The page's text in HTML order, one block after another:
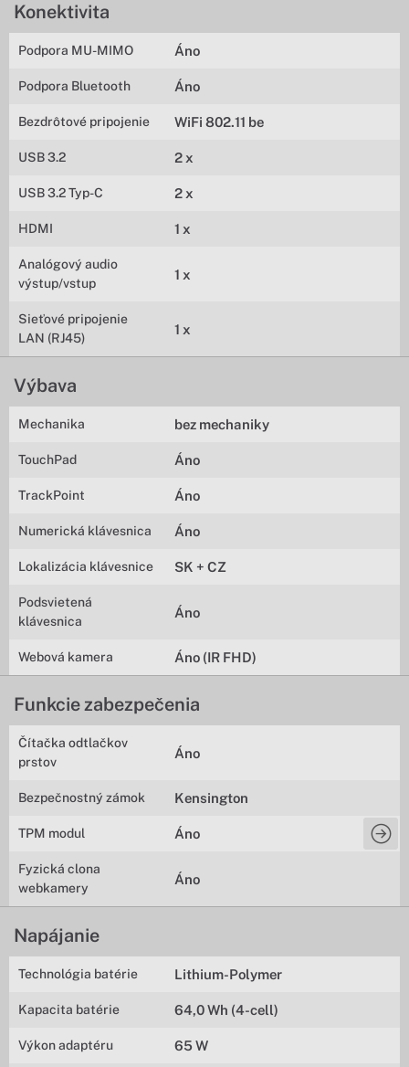
Konektivita
Podpora MU-MIMO Áno
Podpora Bluetooth Áno
Bezdrôtové pripojenie WiFi 802.11 be
USB 3.2 2 x
USB 3.2 Typ-C 2 x
HDMI 1 x
Analógový audio
výstup/vstup
1 x
Sieťové pripojenie
LAN (RJ45)
1 x
Výbava
Mechanika bez mechaniky
TouchPad Áno
TrackPoint Áno
Numerická klávesnica Áno
Lokalizácia klávesnice SK + CZ
Podsvietená
klávesnica
Áno
Webová kamera Áno (IR FHD)
Funkcie zabezpečenia
Čítačka odtlačkov
prstov
Áno
Bezpečnostný zámok Kensington
TPM modul Áno
Fyzická clona
webkamery
Áno
Napájanie
Technológia batérie Lithium-Polymer
Kapacita batérie 64,0 Wh (4-cell)
Výkon adaptéru 65 W